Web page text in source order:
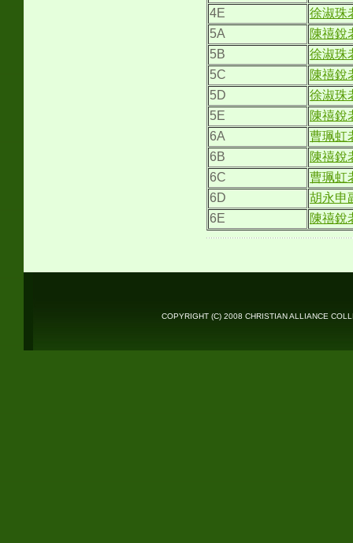
4E
徐淑珠
5A
陳禧銳
5B
徐淑珠
5C
陳禧銳
5D
徐淑珠
5E
陳禧銳
6A
曹珮虹
6B
陳禧銳
6C
曹珮虹
6D
胡永申
6E
陳禧銳
COPYRIGHT (C) 2008 CHRISTIAN ALLIANCE